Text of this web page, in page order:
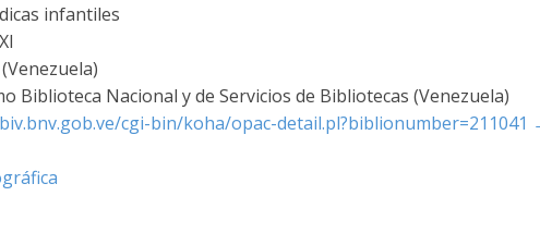
infantiles
Biblioteca Nacional y de Servicios de Bibliotecas (Venezuela)
cgi-bin/koha/opac-detail.pl?biblionumber=211041